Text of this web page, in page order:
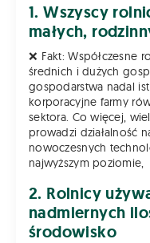
1. Wszyscy
małych,
❌ Fakt: Współczesne
średnich i dużych
gospodarstwa nadal
korporacyjne farmy
sektora. Co więcej,
prowadzi działalność
nowoczesnych
najwyższym poziomie,
2. Rolnicy
nadmiernych
środowisko